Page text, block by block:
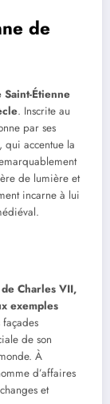
de
Étienne
. Inscrite au
par ses
qui accentue la
de lumière et
incarne à lui
Charles VII,
exemples
façades
de son
À
d’affaires
et